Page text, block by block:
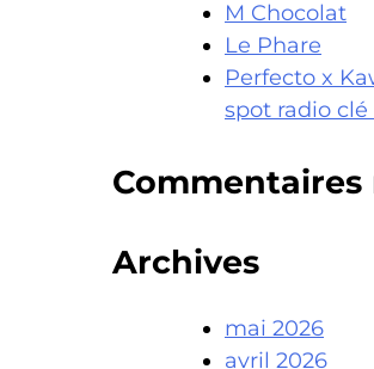
M Chocolat
Le Phare
Perfecto x
spot radio
Commentaires
Archives
mai 2026
avril 2026